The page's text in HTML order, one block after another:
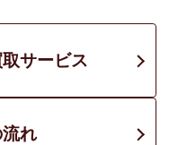
サービス
れ